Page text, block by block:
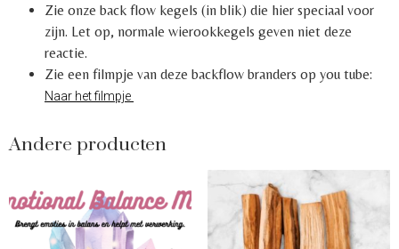
Zie onze back flow kegels (in blik) die hier speciaal voor
zijn. Let op, normale wierookkegels geven niet deze
reactie.
Zie een filmpje van deze backflow branders op you tube:
Naar het filmpje
Andere producten